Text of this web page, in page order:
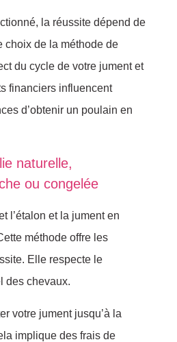
la réussite dépend de
choix de la méthode de
du cycle de votre jument et
financiers influencent
d’obtenir un poulain en
naturelle,
ou congelée
l’étalon et la jument en
méthode offre les
Elle respecte le
des chevaux.
votre jument jusqu’à la
implique des frais de